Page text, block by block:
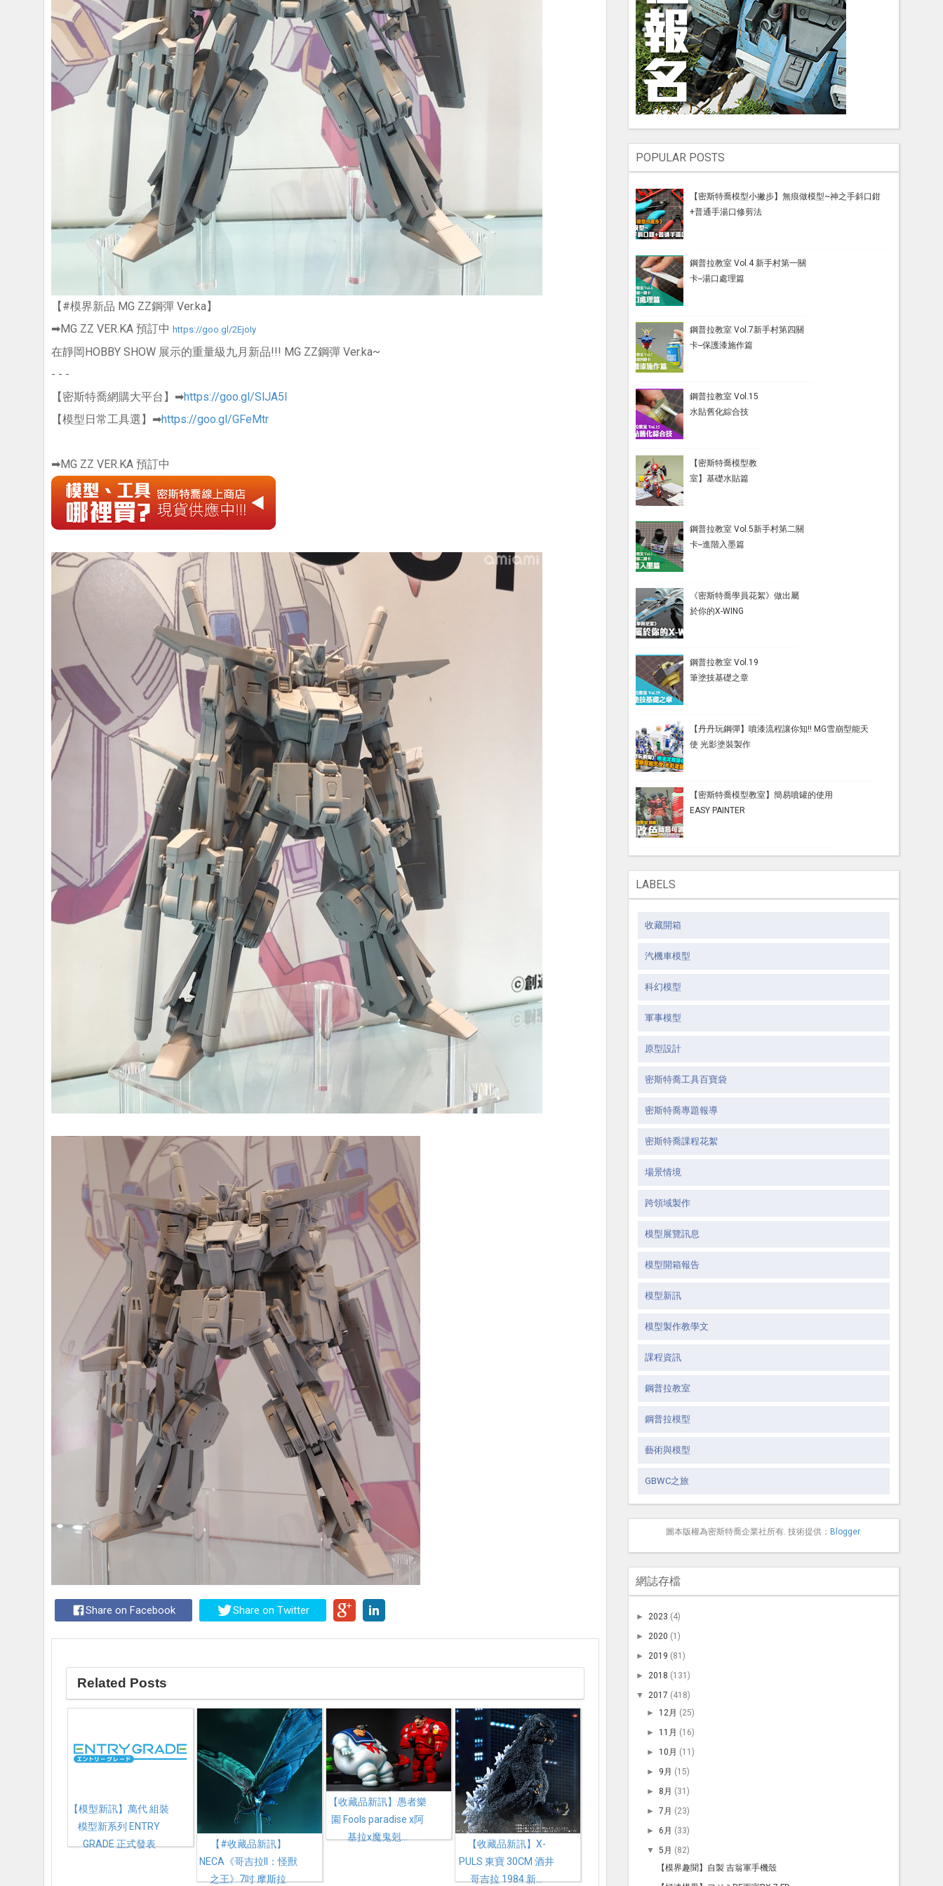
【#模界新品 MG ZZ鋼彈 Ver.ka】
➡MG ZZ VER.KA 預訂中 https://goo.gl/2EjoIy
在靜岡HOBBY SHOW 展示的重量級九月新品!!! MG ZZ鋼彈 Ver.ka~
- - -
【密斯特喬網購大平台】➡https://goo.gl/SlJA5I
【模型日常工具選】➡https://goo.gl/GFeMtr
➡MG ZZ VER.KA 預訂中
Share on Facebook Share on Twitter
Related Posts
【模型新訊】萬代 組裝
模型新系列 ENTRY
GRADE 正式發表
【#收藏品新訊】
NECA《哥吉拉II：怪獸
之王》7吋 摩斯拉
【收藏品新訊】愚者樂
園 Fools paradise x阿
基拉x魔鬼剋...
【收藏品新訊】X-
PULS 東寶 30CM 酒井
哥吉拉 1984 新...
POPULAR POSTS
【密斯特喬模型小撇步】無痕做模型~神之手斜口鉗
+普通手湯口修剪法
鋼普拉教室 Vol.4 新手村第一關
卡--湯口處理篇
鋼普拉教室 Vol.7新手村第四關
卡--保護漆施作篇
鋼普拉教室 Vol.15
水貼舊化綜合技
【密斯特喬模型教
室】基礎水貼篇
鋼普拉教室 Vol.5新手村第二關
卡--進階入墨篇
《密斯特喬學員花絮》做出屬
於你的X-WING
鋼普拉教室 Vol.19
筆塗技基礎之章
【丹丹玩鋼彈】噴漆流程讓你知!! MG雪崩型能天
使 光影塗裝製作
【密斯特喬模型教室】簡易噴罐的使用
EASY PAINTER
LABELS
收藏開箱
汽機車模型
科幻模型
軍事模型
原型設計
密斯特喬工具百寶袋
密斯特喬專題報導
密斯特喬課程花絮
場景情境
跨領域製作
模型展覽訊息
模型開箱報告
模型新訊
模型製作教學文
課程資訊
鋼普拉教室
鋼普拉模型
藝術與模型
GBWC之旅
圖本版權為密斯特喬企業社所有. 技術提供：Blogger.
網誌存檔
►2023 (4)
►2020 (1)
►2019 (81)
►2018 (131)
▼ 2017 (418)
► 12月 (25)
► 11月 (16)
► 10月 (11)
► 9月 (15)
► 8月 (31)
► 7月 (23)
► 6月 (33)
▼ 5月 (82)
【模界趣聞】自製 吉翁軍手機殼